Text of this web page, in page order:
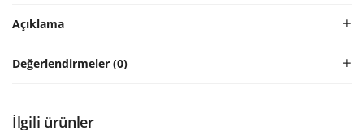
Açıklama
Değerlendirmeler (0)
İlgili ürünler